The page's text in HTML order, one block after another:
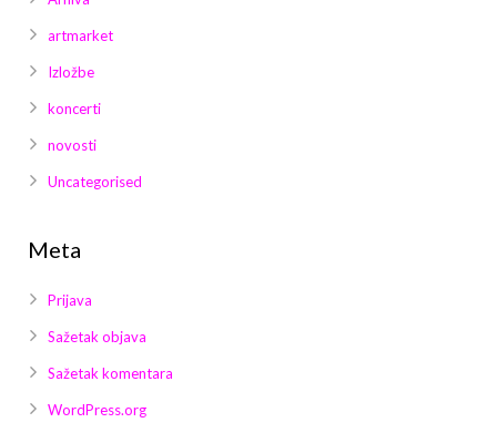
artmarket
Izložbe
koncerti
novosti
Uncategorised
Meta
Prijava
Sažetak objava
Sažetak komentara
WordPress.org